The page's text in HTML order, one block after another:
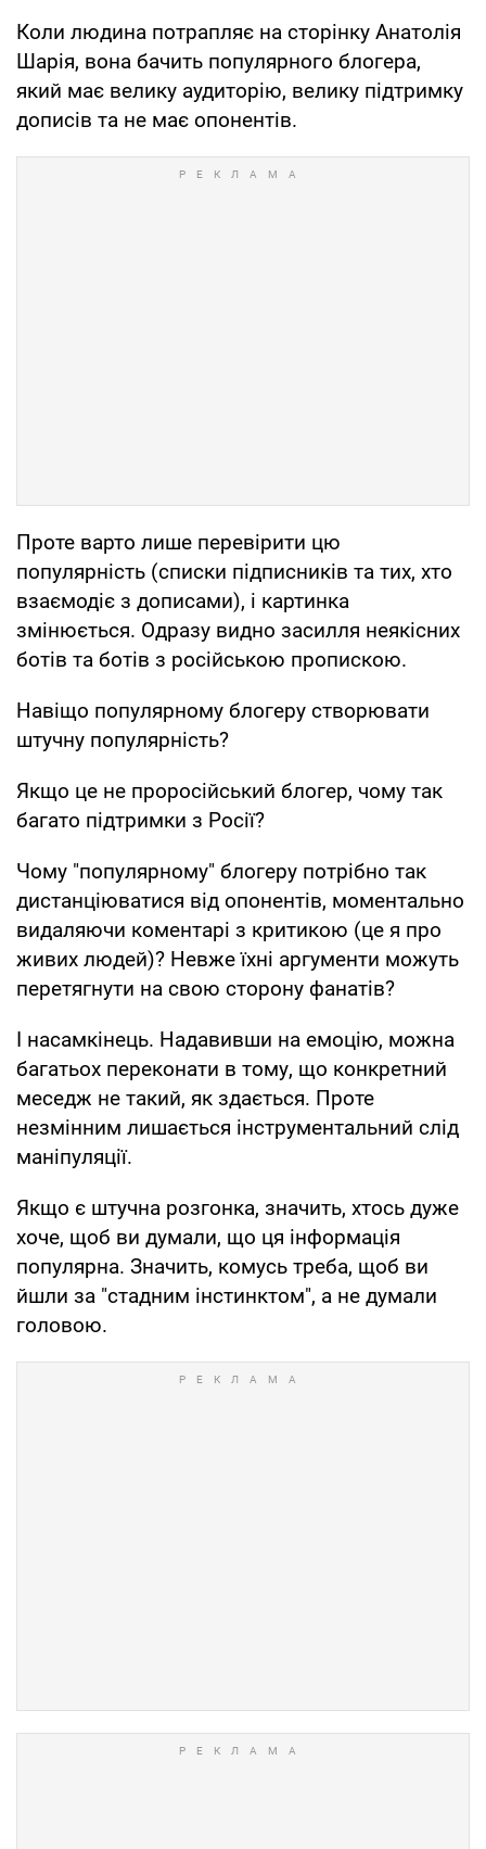
Коли людина потрапляє на сторінку Анатолія
Шарія, вона бачить популярного блогера,
який має велику аудиторію, велику підтримку
дописів та не має опонентів.
Проте варто лише перевірити цю
популярність (списки підписників та тих, хто
взаємодіє з дописами), і картинка
змінюється. Одразу видно засилля неякісних
ботів та ботів з російською пропискою.
Навіщо популярному блогеру створювати
штучну популярність?
Якщо це не проросійський блогер, чому так
багато підтримки з Росії?
Чому "популярному" блогеру потрібно так
дистанціюватися від опонентів, моментально
видаляючи коментарі з критикою (це я про
живих людей)? Невже їхні аргументи можуть
перетягнути на свою сторону фанатів?
І насамкінець. Надавивши на емоцію, можна
багатьох переконати в тому, що конкретний
меседж не такий, як здається. Проте
незмінним лишається інструментальний слід
маніпуляції.
Якщо є штучна розгонка, значить, хтось дуже
хоче, щоб ви думали, що ця інформація
популярна. Значить, комусь треба, щоб ви
йшли за "стадним інстинктом", а не думали
головою.